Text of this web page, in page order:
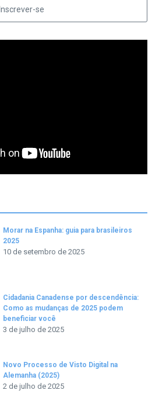
Inscrever-se
Morar na Espanha: guia para brasileiros
2025
10 de setembro de 2025
Cidadania Canadense por descendência:
Como as mudanças de 2025 podem
beneficiar você
3 de julho de 2025
Novo Processo de Visto Digital na
Alemanha (2025)
2 de julho de 2025